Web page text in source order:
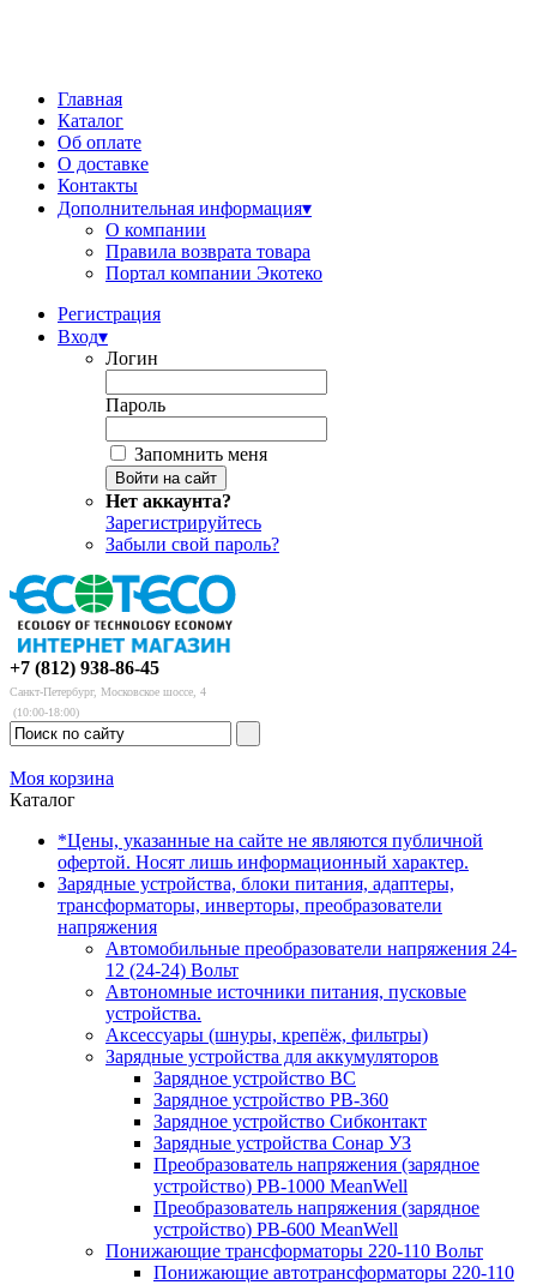
Главная
Каталог
Об оплате
О доставке
Контакты
Дополнительная информация▾
О компании
Правила возврата товара
Портал компании Экотеко
Регистрация
Вход▾
Логин
Пароль
Запомнить меня
Нет аккаунта?
Зарегистрируйтесь
Забыли свой пароль?
+7 (812) 938-86-45
Санкт-Петербург, Московское шоссе, 4
(10:00-18:00)
Моя корзина
Каталог
*Цены, указанные на сайте не являются публичной
офертой. Носят лишь информационный характер.
Зарядные устройства, блоки питания, адаптеры,
трансформаторы, инверторы, преобразователи
напряжения
Автомобильные преобразователи напряжения 24-
12 (24-24) Вольт
Автономные источники питания, пусковые
устройства.
Аксессуары (шнуры, крепёж, фильтры)
Зарядные устройства для аккумуляторов
Зарядное устройство BC
Зарядное устройство PB-360
Зарядное устройство Сибконтакт
Зарядные устройства Сонар УЗ
Преобразователь напряжения (зарядное
устройство) PB-1000 MeanWell
Преобразователь напряжения (зарядное
устройство) PB-600 MeanWell
Понижающие трансформаторы 220-110 Вольт
Понижающие автотрансформаторы 220-110